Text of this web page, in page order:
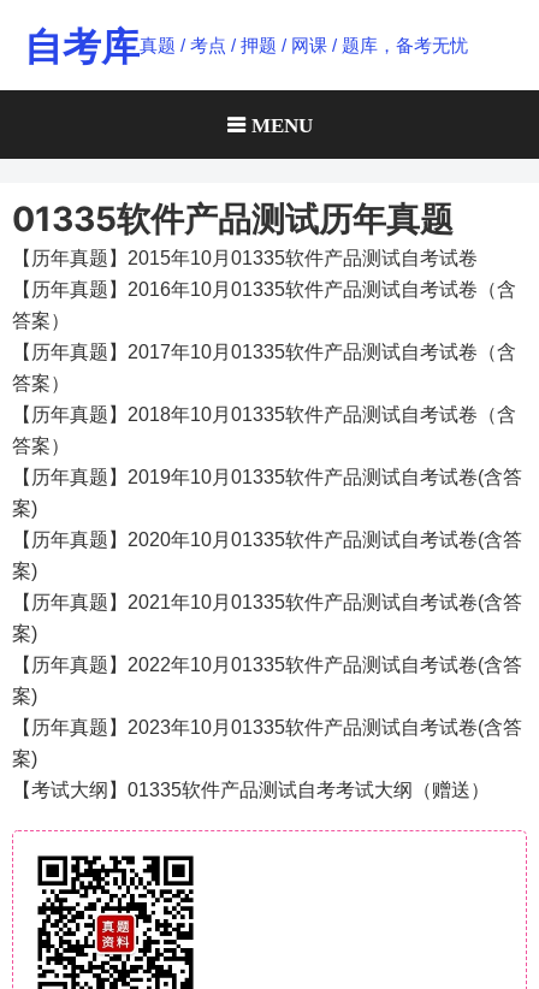
自考库真题 / 考点 / 押题 / 网课 / 题库，备考无忧
MENU
01335软件产品测试历年真题
【历年真题】2015年10月01335软件产品测试自考试卷
【历年真题】2016年10月01335软件产品测试自考试卷（含
答案）
【历年真题】2017年10月01335软件产品测试自考试卷（含
答案）
【历年真题】2018年10月01335软件产品测试自考试卷（含
答案）
【历年真题】2019年10月01335软件产品测试自考试卷(含答
案)
【历年真题】2020年10月01335软件产品测试自考试卷(含答
案)
【历年真题】2021年10月01335软件产品测试自考试卷(含答
案)
【历年真题】2022年10月01335软件产品测试自考试卷(含答
案)
【历年真题】2023年10月01335软件产品测试自考试卷(含答
案)
【考试大纲】01335软件产品测试自考考试大纲（赠送）